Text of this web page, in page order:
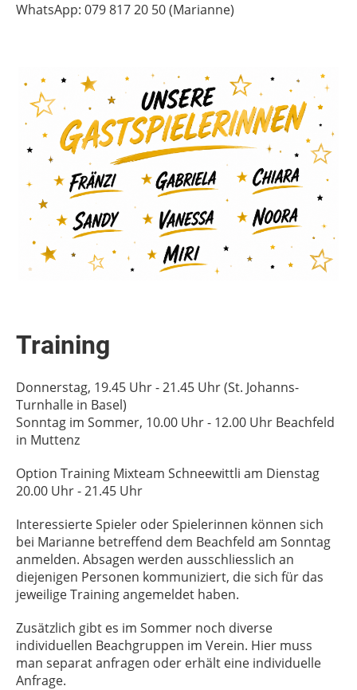
WhatsApp: 079 817 20 50 (Marianne)
Training
Donnerstag, 19.45 Uhr - 21.45 Uhr (St. Johanns-
Turnhalle in Basel)
Sonntag im Sommer, 10.00 Uhr - 12.00 Uhr Beachfeld
in Muttenz
Option Training Mixteam Schneewittli am Dienstag
20.00 Uhr - 21.45 Uhr
Interessierte Spieler oder Spielerinnen können sich
bei Marianne betreffend dem Beachfeld am Sonntag
anmelden. Absagen werden ausschliesslich an
diejenigen Personen kommuniziert, die sich für das
jeweilige Training angemeldet haben.
Zusätzlich gibt es im Sommer noch diverse
individuellen Beachgruppen im Verein. Hier muss
man separat anfragen oder erhält eine individuelle
Anfrage.